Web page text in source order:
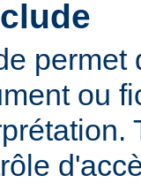
permet
ou